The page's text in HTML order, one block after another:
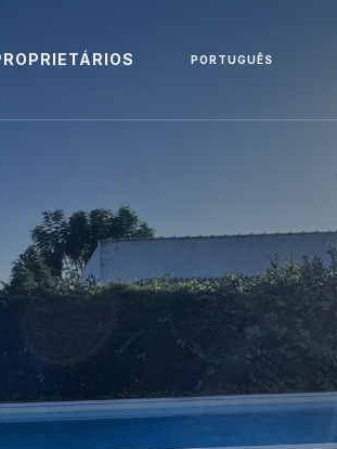
PORTUGUÊS